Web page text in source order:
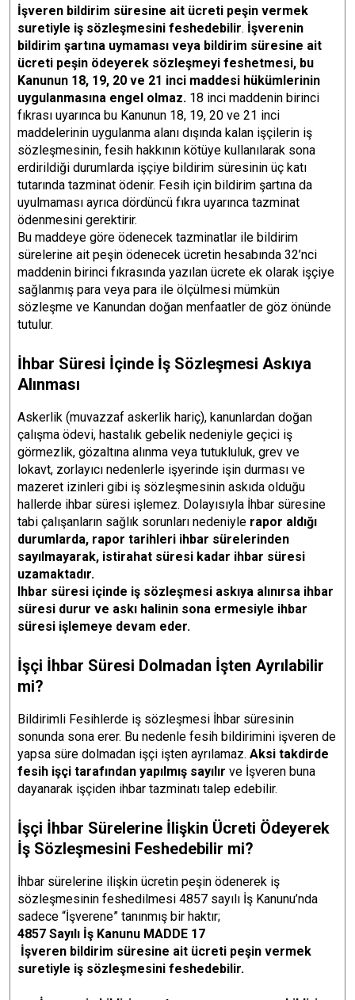
İşveren bildirim süresine ait ücreti peşin vermek
suretiyle iş sözleşmesini feshedebilir. İşverenin
bildirim şartına uymaması veya bildirim süresine ait
ücreti peşin ödeyerek sözleşmeyi feshetmesi, bu
Kanunun 18, 19, 20 ve 21 inci maddesi hükümlerinin
uygulanmasına engel olmaz. 18 inci maddenin birinci
fıkrası uyarınca bu Kanunun 18, 19, 20 ve 21 inci
maddelerinin uygulanma alanı dışında kalan işçilerin iş
sözleşmesinin, fesih hakkının kötüye kullanılarak sona
erdirildiği durumlarda işçiye bildirim süresinin üç katı
tutarında tazminat ödenir. Fesih için bildirim şartına da
uyulmaması ayrıca dördüncü fıkra uyarınca tazminat
ödenmesini gerektirir.
Bu maddeye göre ödenecek tazminatlar ile bildirim
sürelerine ait peşin ödenecek ücretin hesabında 32’nci
maddenin birinci fıkrasında yazılan ücrete ek olarak işçiye
sağlanmış para veya para ile ölçülmesi mümkün
sözleşme ve Kanundan doğan menfaatler de göz önünde
tutulur.
İhbar Süresi İçinde İş Sözleşmesi Askıya
Alınması
Askerlik (muvazzaf askerlik hariç), kanunlardan doğan
çalışma ödevi, hastalık gebelik nedeniyle geçici iş
görmezlik, gözaltına alınma veya tutukluluk, grev ve
lokavt, zorlayıcı nedenlerle işyerinde işin durması ve
mazeret izinleri gibi iş sözleşmesinin askıda olduğu
hallerde ihbar süresi işlemez. Dolayısıyla İhbar süresine
tabi çalışanların sağlık sorunları nedeniyle rapor aldığı
durumlarda, rapor tarihleri ihbar sürelerinden
sayılmayarak, istirahat süresi kadar ihbar süresi
uzamaktadır.
Ihbar süresi içinde iş sözleşmesi askıya alınırsa ihbar
süresi durur ve askı halinin sona ermesiyle ihbar
süresi işlemeye devam eder.
İşçi İhbar Süresi Dolmadan İşten Ayrılabilir
mi?
Bildirimli Fesihlerde iş sözleşmesi İhbar süresinin
sonunda sona erer. Bu nedenle fesih bildirimini işveren de
yapsa süre dolmadan işçi işten ayrılamaz. Aksi takdirde
fesih işçi tarafından yapılmış sayılır ve İşveren buna
dayanarak işçiden ihbar tazminatı talep edebilir.
İşçi İhbar Sürelerine İlişkin Ücreti Ödeyerek
İş Sözleşmesini Feshedebilir mi?
İhbar sürelerine ilişkin ücretin peşin ödenerek iş
sözleşmesinin feshedilmesi 4857 sayılı İş Kanunu’nda
sadece “İşverene” tanınmış bir haktır;
4857 Sayılı İş Kanunu MADDE 17
İşveren bildirim süresine ait ücreti peşin vermek
suretiyle iş sözleşmesini feshedebilir.